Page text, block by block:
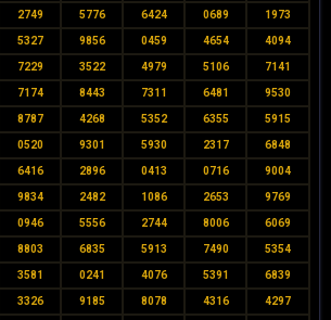
2749 5776 6424 0689 1973
5327 9856 0459 4654 4094
7229 3522 4979 5106 7141
7174 8443 7311 6481 9530
8787 4268 5352 6355 5915
0520 9301 5930 2317 6848
6416 2896 0413 0716 9004
9834 2482 1086 2653 9769
0946 5556 2744 8006 6069
8803 6835 5913 7490 5354
3581 0241 4076 5391 6839
3326 9185 8078 4316 4297